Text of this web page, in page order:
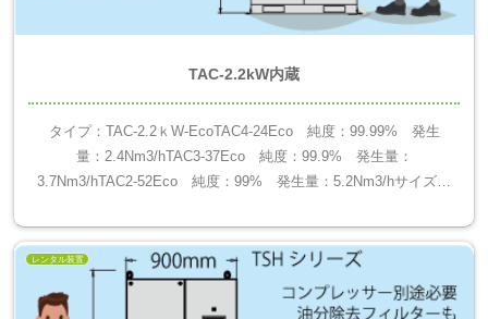
TAC-2.2kW内蔵
タイプ：TAC-2.2ｋW-EcoTAC4-24Eco 純度：99.99% 発生
量：2.4Nm3/hTAC3-37Eco 純度：99.9% 発生量：
3.7Nm3/hTAC2-52Eco 純度：99% 発生量：5.2Nm3/hサイズ：
レンタル装置